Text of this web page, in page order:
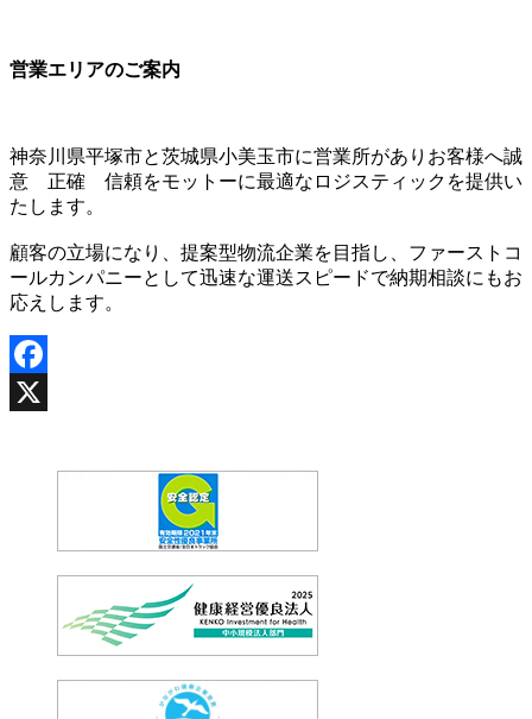
営業エリアのご案内
神奈川県平塚市と茨城県小美玉市に営業所がありお客様へ誠
意 正確 信頼をモットーに最適なロジスティックを提供い
たします。
顧客の立場になり、提案型物流企業を目指し、ファーストコ
ールカンパニーとして迅速な運送スピードで納期相談にもお
応えします。
Facebook